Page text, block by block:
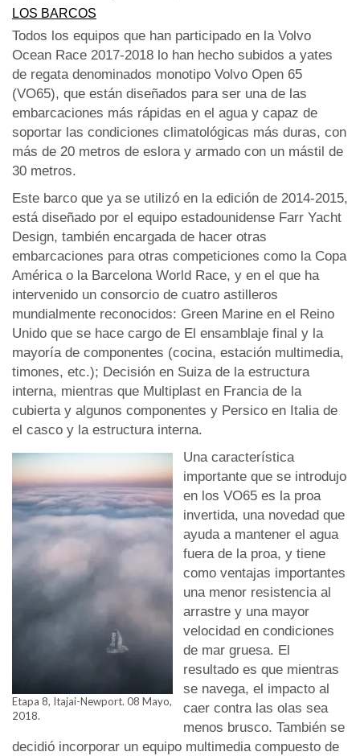
LOS BARCOS
Todos los equipos que han participado en la Volvo
Ocean Race 2017-2018 lo han hecho subidos a yates
de regata denominados monotipo Volvo Open 65
(VO65), que están diseñados para ser una de las
embarcaciones más rápidas en el agua y capaz de
soportar las condiciones climatológicas más duras, con
más de 20 metros de eslora y armado con un mástil de
30 metros.
Este barco que ya se utilizó en la edición de 2014-2015,
está diseñado por el equipo estadounidense Farr Yacht
Design, también encargada de hacer otras
embarcaciones para otras competiciones como la Copa
América o la Barcelona World Race, y en el que ha
intervenido un consorcio de cuatro astilleros
mundialmente reconocidos: Green Marine en el Reino
Unido que se hace cargo de El ensamblaje final y la
mayoría de componentes (cocina, estación multimedia,
timones, etc.); Decisión en Suiza de la estructura
interna, mientras que Multiplast en Francia de la
cubierta y algunos componentes y Persico en Italia de
el casco y la estructura interna.
Etapa 8, Itajai-Newport. 08 Mayo,
2018.
Una característica
importante que se introdujo
en los VO65 es la proa
invertida, una novedad que
ayuda a mantener el agua
fuera de la proa, y tiene
como ventajas importantes
una menor resistencia al
arrastre y una mayor
velocidad en condiciones
de mar gruesa. El
resultado es que mientras
se navega, el impacto al
caer contra las olas sea
menos brusco. También se
decidió incorporar un equipo multimedia compuesto de